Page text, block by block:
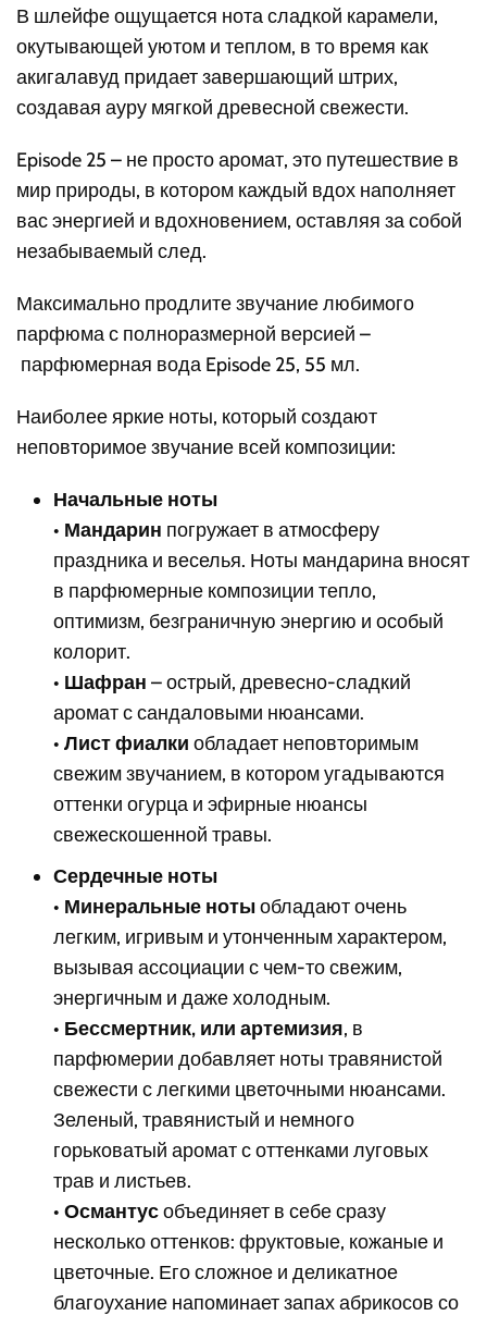
В шлейфе ощущается нота сладкой карамели,
окутывающей уютом и теплом, в то время как
акигалавуд придает завершающий штрих,
создавая ауру мягкой древесной свежести.
Episode 25 – не просто аромат, это путешествие в
мир природы, в котором каждый вдох наполняет
вас энергией и вдохновением, оставляя за собой
незабываемый след.
Максимально продлите звучание любимого
парфюма с полноразмерной версией –
парфюмерная вода Episode 25, 55 мл.
Наиболее яркие ноты, который создают
неповторимое звучание всей композиции:
Начальные ноты
• Мандарин погружает в атмосферу
праздника и веселья. Ноты мандарина вносят
в парфюмерные композиции тепло,
оптимизм, безграничную энергию и особый
колорит.
• Шафран – острый, древесно-сладкий
аромат с сандаловыми нюансами.
•Лист фиалки обладает неповторимым
свежим звучанием, в котором угадываются
оттенки огурца и эфирные нюансы
свежескошенной травы.
Сердечные ноты
• Минеральные нотыобладают очень
легким, игривым и утонченным характером,
вызывая ассоциации с чем-то свежим,
энергичным и даже холодным.
• Бессмертник, или артемизия, в
парфюмерии добавляет ноты травянистой
свежести с легкими цветочными нюансами.
Зеленый, травянистый и немного
горьковатый аромат с оттенками луговых
трав и листьев.
•Османтусобъединяет в себе сразу
несколько оттенков: фруктовые, кожаные и
цветочные. Его сложное и деликатное
благоухание напоминает запах абрикосов со